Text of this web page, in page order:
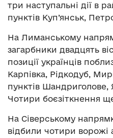
три наступальні дії в
пунктів Куп’янськ,
На Лиманському
загарбники двадцять
позиції українців
Карпівка, Рідкодуб,
пунктів Шандриголове,
Чотири боєзіткнення
На Сіверському
відбили чотири ворожі